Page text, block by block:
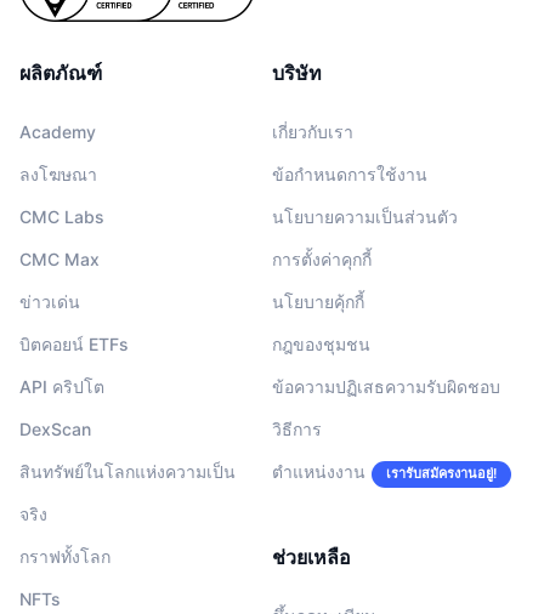
ผลิตภัณฑ์
Academy
ลงโฆษณา
CMC Labs
CMC Max
ข่าวเด่น
บิตคอยน์ ETFs
API คริปโต
DexScan
สินทรัพย์ในโลกแห่งความเป็น
จริง
กราฟทั้งโลก
NFTs
บริษัท
เกี่ยวกับเรา
ข้อกำหนดการใช้งาน
นโยบายความเป็นส่วนตัว
การตั้งค่าคุกกี้
นโยบายคุ้กกี้
กฎของชุมชน
ข้อความปฏิเสธความรับผิดชอบ
วิธีการ
ตำแหน่งงาน เรารับสมัครงานอยู่!
ช่วยเหลือ